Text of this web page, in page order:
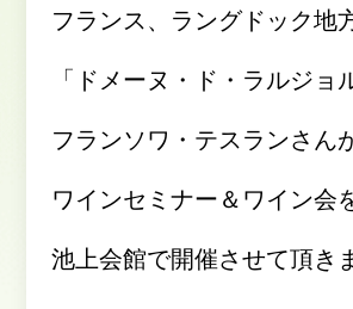
フランス、ラングドック地
「ドメーヌ・ド・ラルジョ
フランソワ・テスランさん
ワインセミナー＆ワイン会
池上会館で開催させて頂き